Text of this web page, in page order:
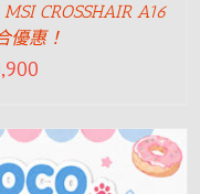
CROSSHAIR A16
優惠！